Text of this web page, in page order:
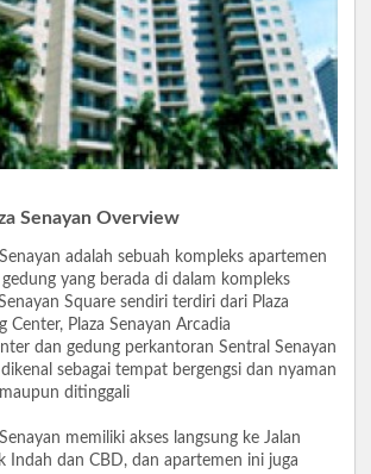
Senayan Overview
adalah sebuah kompleks apartemen
yang berada di dalam kompleks
Square sendiri terdiri dari Plaza
Center, Plaza Senayan Arcadia
dan gedung perkantoran Sentral Senayan
sebagai tempat bergengsi dan nyaman
ditinggali
memiliki akses langsung ke Jalan
Indah dan CBD, dan apartemen ini juga